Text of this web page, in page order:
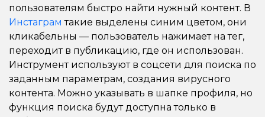
пользователям быстро найти нужный контент. В
Инстаграм такие выделены синим цветом, они
кликабельны — пользователь нажимает на тег,
переходит в публикацию, где он использован.
Инструмент используют в соцсети для поиска по
заданным параметрам, создания вирусного
контента. Можно указывать в шапке профиля, но
функция поиска будут доступна только в